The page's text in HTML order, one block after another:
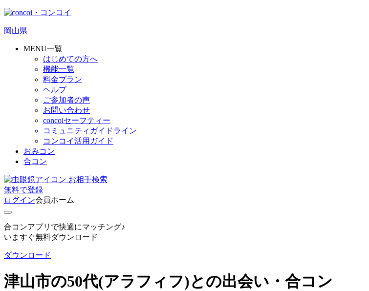
岡山県
MENU一覧
はじめての方へ
機能一覧
料金プラン
ヘルプ
ご参加者の声
お問い合わせ
concoiセーフティー
コミュニティガイドライン
コンコイ活用ガイド
おみコン
合コン
お相手検索
無料で登録
ログイン会員ホーム
合コンアプリで快適にマッチング♪
いますぐ無料ダウンロード
ダウンロード
津山市の50代(アラフィフ)との出会い・合コン